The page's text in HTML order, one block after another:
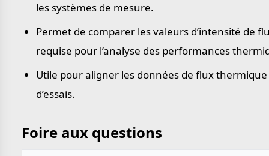
les systèmes de mesure.
Permet de comparer les valeurs d’intensité
requise pour l’analyse des performances
Utile pour aligner les données de flux
d’essais.
Foire aux questions